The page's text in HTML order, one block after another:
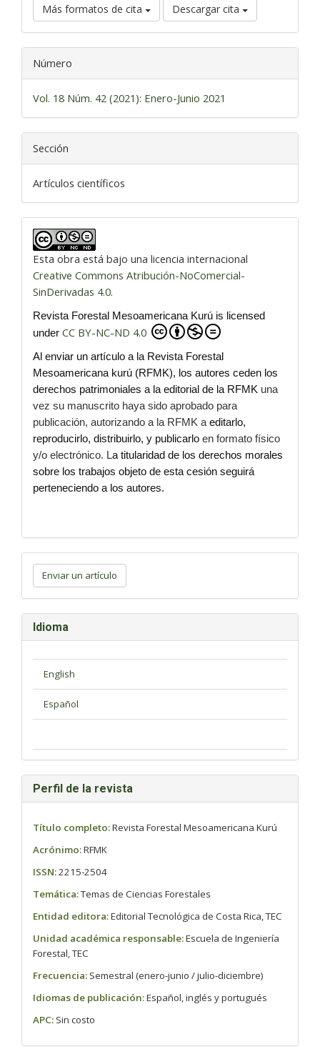
Más formatos de cita Descargar cita
Número
Vol. 18 Núm. 42 (2021): Enero-Junio 2021
Sección
Artículos científicos
Esta obra está bajo una licencia internacional
Creative Commons Atribución-NoComercial-
SinDerivadas 4.0.
Revista Forestal Mesoamericana Kurú is licensed
under CC BY-NC-ND 4.0
Al enviar un artículo a la Revista Forestal
Mesoamericana kurú (RFMK), los autores ceden los
derechos patrimoniales a la editorial de la RFMK una
vez su manuscrito haya sido aprobado para
publicación, autorizando a la RFMK aeditarlo,
reproducirlo, distribuirlo, y publicarlo en formato físico
y/o electrónico. La titularidad de los derechos morales
sobre los trabajos objeto de esta cesión seguirá
perteneciendo a los autores.
artículo
Enviar un artículo
Idioma
Perfil de la revista
Título completo:Revista Forestal Mesoamericana Kurú
Acrónimo:RFMK
ISSN:2215-2504
Temática:Temas de Ciencias Forestales
Entidad editora:Editorial Tecnológica de Costa Rica, TEC
Unidad académica responsable:Escuela de Ingeniería
Forestal, TEC
Frecuencia: Semestral (enero-junio / julio-diciembre)
Idiomas de publicación:Español, inglés y portugués
APC: Sin costo